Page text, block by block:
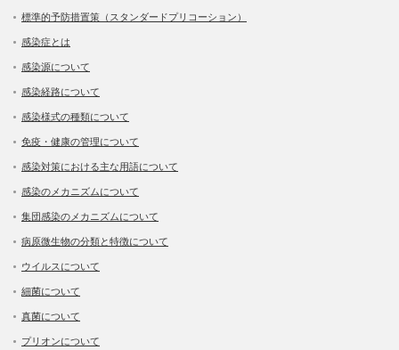
標準的予防措置策（スタンダードプリコーション）
感染症とは
感染源について
感染経路について
感染様式の種類について
免疫・健康の管理について
感染対策における主な用語について
感染のメカニズムについて
集団感染のメカニズムについて
病原微生物の分類と特徴について
ウイルスについて
細菌について
真菌について
プリオンについて